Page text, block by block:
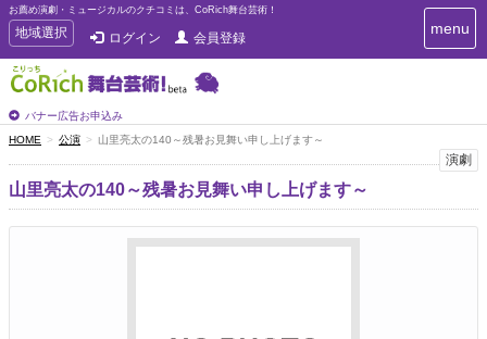
お薦め演劇・ミュージカルのクチコミは、CoRich舞台芸術！
T
o
g
g
e
n
a
v
i
地域選択 ログイン 会員登録
バナー広告お申込み
T
o
i
menu
HOME 公演 山里亮太の140～残暑お見舞い申し上げます～
演劇
山里亮太の140～残暑お見舞い申し上げます～